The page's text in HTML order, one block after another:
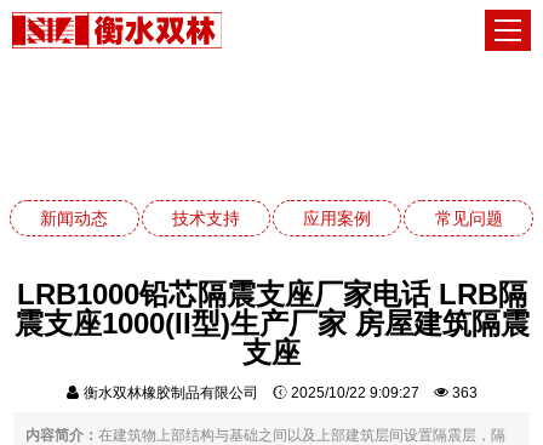
新闻动态 技术支持 应用案例 常见问题
LRB1000铅芯隔震支座厂家电话 LRB隔
震支座1000(II型)生产厂家 房屋建筑隔震
支座
衡水双林橡胶制品有限公司 2025/10/22 9:09:27 363
内容简介：在建筑物上部结构与基础之间以及上部建筑层间设置隔震层，隔